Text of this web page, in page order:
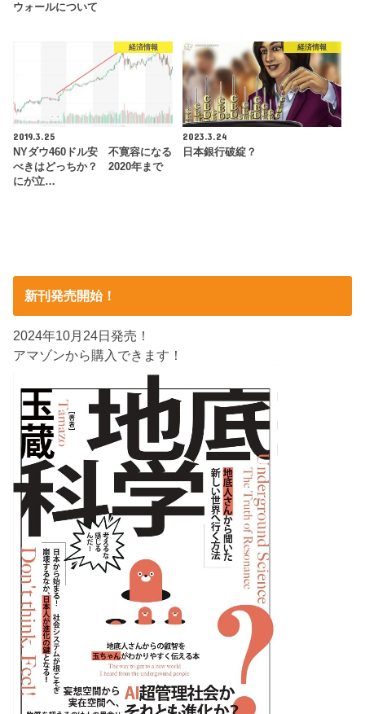
ウォールについて
経済情報
2019.3.25
NYダウ460ドル安 不寛容になる
べきはどっちか？ 2020年まで
にが立…
経済情報
2023.3.24
日本銀行破綻？
新刊発売開始！
2024年10月24日発売！
アマゾンから購入できます！